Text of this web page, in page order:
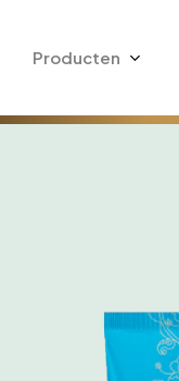
mainProducten